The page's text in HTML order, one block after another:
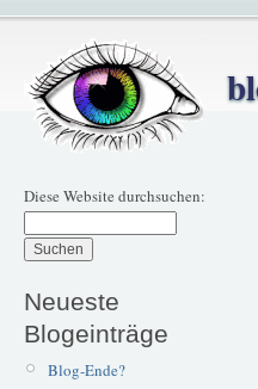
Diese Website durchsuchen:
Neueste
Blogeinträge
Blog-Ende?